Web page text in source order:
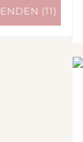
(11)